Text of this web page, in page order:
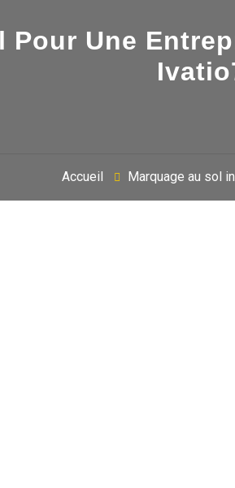
Pour Une
Accueil Marquage au sol